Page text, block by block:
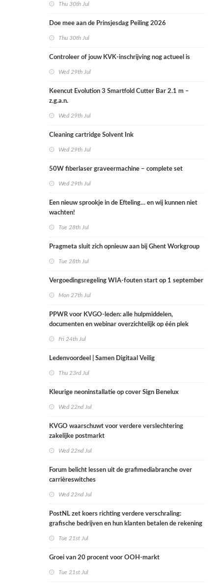
Thu 30th Jul
Doe mee aan de Prinsjesdag Peiling 2026
Thu 30th Jul
Controleer of jouw KVK-inschrijving nog actueel is
Wed 29th Jul
Keencut Evolution 3 Smartfold Cutter Bar 2.1 m –
z.g.a.n.
Wed 29th Jul
Cleaning cartridge Solvent Ink
Wed 29th Jul
50W fiberlaser graveermachine – complete set
Wed 29th Jul
Een nieuw sprookje in de Efteling… en wij kunnen niet
wachten!
Tue 28th Jul
Pragmeta sluit zich opnieuw aan bij Ghent Workgroup
Tue 28th Jul
Vergoedingsregeling WIA-fouten start op 1 september
Mon 27th Jul
PPWR voor KVGO-leden: alle hulpmiddelen,
documenten en webinar overzichtelijk op één plek
Fri 24th Jul
Ledenvoordeel | Samen Digitaal Veilig
Thu 23rd Jul
Kleurige neoninstallatie op cover Sign Benelux
Wed 22nd Jul
KVGO waarschuwt voor verdere verslechtering
zakelijke postmarkt
Wed 22nd Jul
Forum belicht lessen uit de grafimediabranche over
carrièreswitches
Wed 22nd Jul
PostNL zet koers richting verdere verschraling:
grafische bedrijven en hun klanten betalen de rekening
Tue 21st Jul
Groei van 20 procent voor OOH-markt
Tue 21st Jul